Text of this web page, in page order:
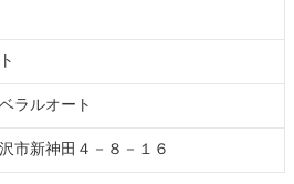
ラルオート
市新神田４－８－１６